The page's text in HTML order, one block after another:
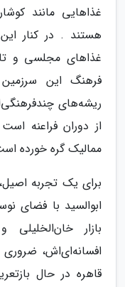
غذاهایی مانند
هستند . در کنار
غذاهای مجلسی و
فرهنگ این
ریشه‌های
از دوران فراعنه
ممالیک گره خورده
برای یک تجربه
ابوالسید با فضای
بازار
افسانه‌ای‌اش،
قاهره در حال